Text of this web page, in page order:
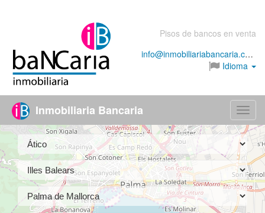
Pisos de bancos en venta
info@inmobiliariabancaria.com
Idioma
Menú
Inmobiliaria Bancaria